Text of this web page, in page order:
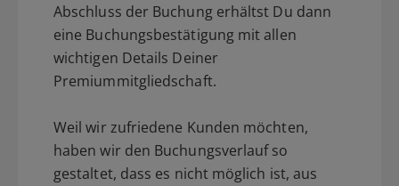
Abschluss der Buchung erhältst Du dann
eine Buchungsbestätigung mit allen
wichtigen Details Deiner
Premiummitgliedschaft.
Weil wir zufriedene Kunden möchten,
haben wir den Buchungsverlauf so
gestaltet, dass es nicht möglich ist, aus